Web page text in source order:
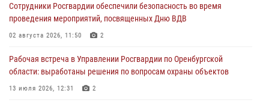
жизненной ситуации (ВИДЕО)
26 июля 2026, 14:45
образовательных учреждений к новому учебному году
24 июля 2026, 12:25
Сотрудники Росгвардии обеспечили безопасность во время
проведения мероприятий, посвященных Дню ВДВ
02 августа 2026, 11:50 2
Рабочая встреча в Управлении Росгвардии по Оренбургской
области: выработаны решения по вопросам охраны объектов
13 июля 2026, 12:31 2